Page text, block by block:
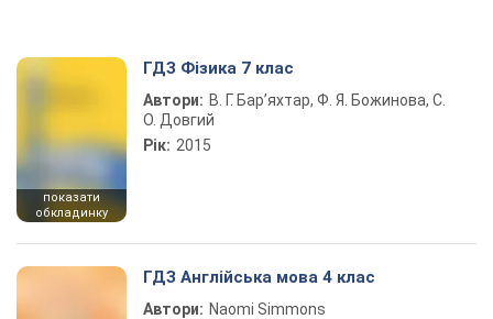
показати
обкладинку
ГДЗ Фізика 7 клас
Автори: В. Г. Бар’яхтар, Ф. Я. Божинова, С.
О. Довгий
Рік: 2015
ГДЗ Англійська мова 4 клас
Автори: Naomi Simmons